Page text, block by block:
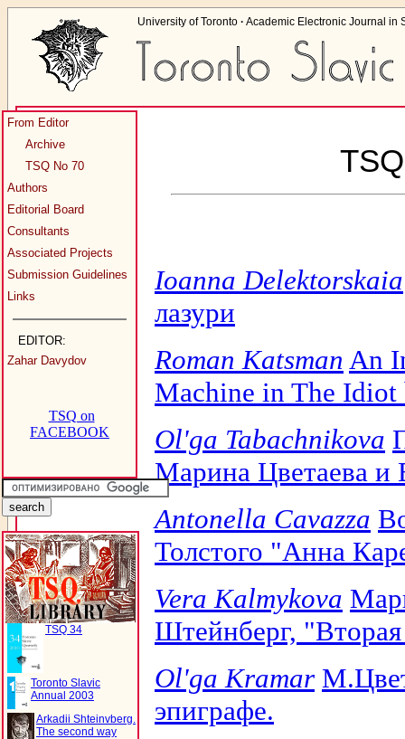
From Editor
Archive
TSQ No 70
Authors
Editorial Board
Consultants
Associated Projects
Submission Guidelines
Links
EDITOR:
Zahar Davydov
TSQ on
FACEBOOK
TSQ 34
Toronto Slavic
Annual 2003
Arkadii Shteinvberg.
The second way
University of Toronto · Academic Electronic Journal in
Ioanna Delektorskaia
лазури
Roman Katsman An
Machine in The
Ol'ga Tabachnikova
Марина Цветаева и
Antonella Cavazza
Толстого "Анна
Vera Kalmykova
Штейнберг,
Ol'ga Kramar
эпиграфе.